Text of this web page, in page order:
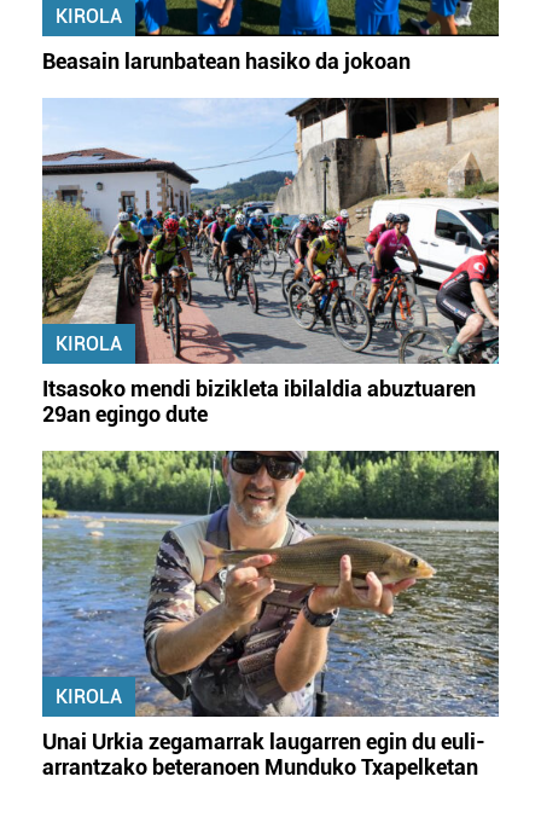
KIROLA
Beasain larunbatean hasiko da jokoan
KIROLA
Itsasoko mendi bizikleta ibilaldia abuztuaren
29an egingo dute
KIROLA
Unai Urkia zegamarrak laugarren egin du euli-
arrantzako beteranoen Munduko Txapelketan